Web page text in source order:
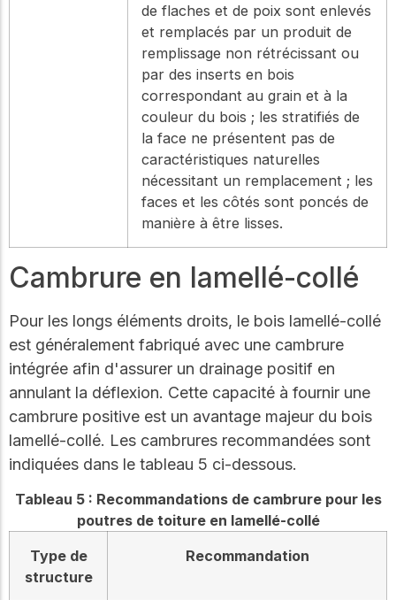
de flaches et de poix sont enlevés
et remplacés par un produit de
remplissage non rétrécissant ou
par des inserts en bois
correspondant au grain et à la
couleur du bois ; les stratifiés de
la face ne présentent pas de
caractéristiques naturelles
nécessitant un remplacement ; les
faces et les côtés sont poncés de
manière à être lisses.
Cambrure en lamellé-collé
Pour les longs éléments droits, le bois lamellé-collé
est généralement fabriqué avec une cambrure
intégrée afin d'assurer un drainage positif en
annulant la déflexion. Cette capacité à fournir une
cambrure positive est un avantage majeur du bois
lamellé-collé. Les cambrures recommandées sont
indiquées dans le tableau 5 ci-dessous.
Tableau 5 : Recommandations de cambrure pour les
poutres de toiture en lamellé-collé
Type de
structure
Recommandation